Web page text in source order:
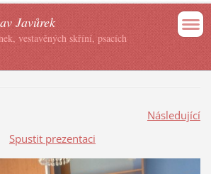
Javůrek
vestavěných skříní, psacích
Následující
Spustit prezentaci